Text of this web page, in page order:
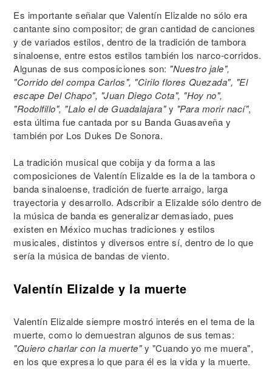
Es importante señalar que Valentín Elizalde no sólo era
cantante sino compositor; de gran cantidad de canciones
y de variados estilos, dentro de la tradición de tambora
sinaloense, entre estos estilos también los narco-corridos.
Algunas de sus composiciones son: "Nuestro jale",
"Corrido del compa Carlos", "Cirilo flores Quezada", "El
escape Del Chapo", "Juan Diego Cota", "Hoy no",
"Rodolfillo", "Lalo el de Guadalajara"y "Para morir nací",
esta última fue cantada por su Banda Guasaveña y
también por Los Dukes De Sonora.
La tradición musical que cobija y da forma a las
composiciones de Valentín Elizalde es la de la tambora o
banda sinaloense, tradición de fuerte arraigo, larga
trayectoria y desarrollo. Adscribir a Elizalde sólo dentro de
la música de banda es generalizar demasiado, pues
existen en México muchas tradiciones y estilos
musicales, distintos y diversos entre sí, dentro de lo que
sería la música de bandas de viento.
Valentín Elizalde y la muerte
Valentín Elizalde siempre mostró interés en el tema de la
muerte, como lo demuestran algunos de sus temas:
"Quiero charlar con la muerte"y "Cuando yo me muera",
en los que expresa lo que para él es la vida y la muerte.